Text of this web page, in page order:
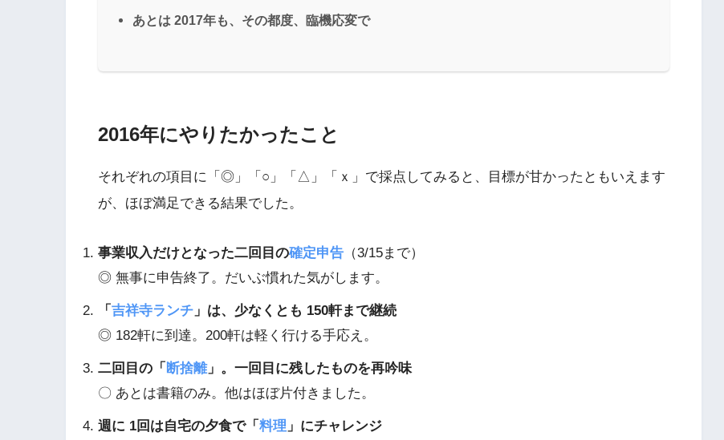
あとは 2017年も、その都度、臨機応変で
2016年にやりたかったこと
それぞれの項目に「◎」「○」「△」「ｘ」で採点してみると、目標が甘かったともいえます
が、ほぼ満足できる結果でした。
事業収入だけとなった二回目の確定申告 （3/15まで）
◎ 無事に申告終了。だいぶ慣れた気がします。
「 吉祥寺ランチ 」は、少なくとも 150軒まで継続
◎ 182軒に到達。200軒は軽く行ける手応え。
二回目の「 断捨離」。一回目に残したものを再吟味
〇 あとは書籍のみ。他はほぼ片付きました。
週に 1回は自宅の夕食で「 料理 」にチャレンジ